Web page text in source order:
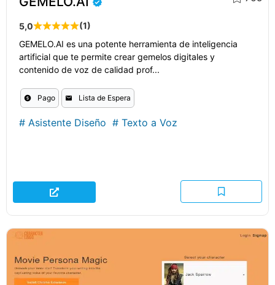
5,0 (1)
GEMELO.AI es una potente herramienta de inteligencia
artificial que te permite crear gemelos digitales y
contenido de voz de calidad prof...
Pago Lista de Espera
# Asistente Diseño # Texto a Voz